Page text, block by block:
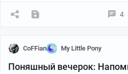
4
CoFFian My Little Pony
Поняшный вечерок: